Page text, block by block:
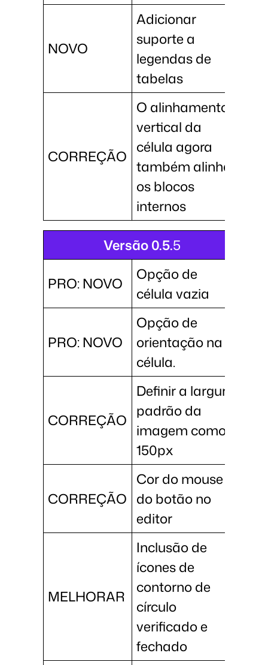
NOVO
Adicionar
suporte a
legendas de
tabelas
CORREÇÃO
O alinhamento
vertical da
célula agora
também alinha
os blocos
internos
Versão 0.5.5
PRO: NOVO
Opção de
célula vazia
PRO: NOVO
Opção de
orientação na
célula.
CORREÇÃO
Definir a largura
padrão da
imagem como
150px
CORREÇÃO
Cor do mouse
do botão no
editor
MELHORAR
Inclusão de
ícones de
contorno de
círculo
verificado e
fechado